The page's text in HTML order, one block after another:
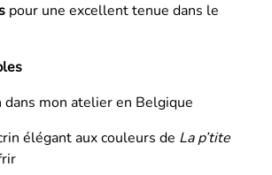
pour une excellent tenue dans le
mon atelier en Belgique
élégant aux couleurs de La p’tite